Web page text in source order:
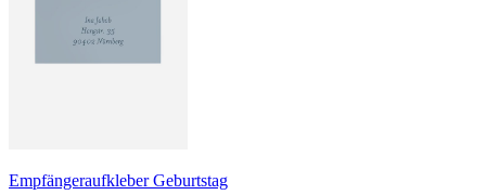
Empfängeraufkleber Geburtstag